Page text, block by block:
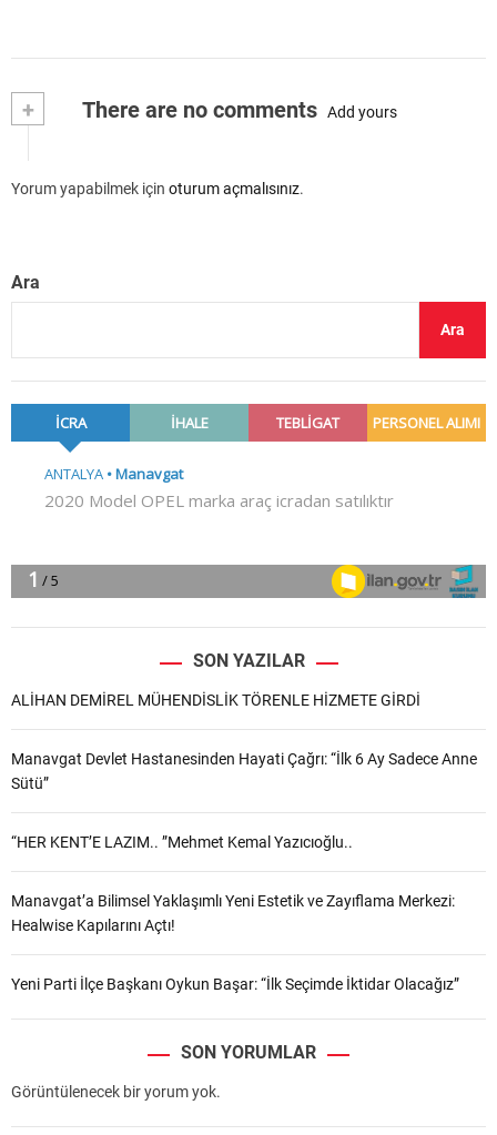
+ There are no comments Add yours
Yorum yapabilmek için oturum açmalısınız.
Ara
Ara
SON YAZILAR
ALİHAN DEMİREL MÜHENDİSLİK TÖRENLE HİZMETE GİRDİ
Manavgat Devlet Hastanesinden Hayati Çağrı: “İlk 6 Ay Sadece Anne
Sütü”
“HER KENT’E LAZIM.. ”Mehmet Kemal Yazıcıoğlu..
Manavgat’a Bilimsel Yaklaşımlı Yeni Estetik ve Zayıflama Merkezi:
Healwise Kapılarını Açtı!
Yeni Parti İlçe Başkanı Oykun Başar: “İlk Seçimde İktidar Olacağız”
SON YORUMLAR
Görüntülenecek bir yorum yok.